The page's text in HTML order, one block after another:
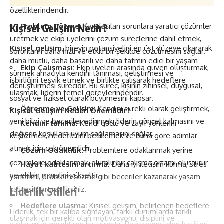
özelliklerindendir.
Problem Çözme:Karşılaşılan sorunlara yaratıcı çözümler
üretmek ve ekip üyelerini çözüm süreçlerine dahil etmek,
sorunların daha hızlı ve etkili bir şekilde çözülmesini sağlar.
Ekip Çalışması: Ekip üyeleri arasında güven oluşturmak,
işbirliğini teşvik etmek ve birlikte çalışarak hedeflere
ulaşmak, liderin temel görevlerindendir.
Öğrenme ve Gelişim:Kendini sürekli olarak geliştirmek,
yeni bilgi ve beceriler edinmek, liderin güncel kalmasını ve
değişen koşullara uyum sağlamasını sağlar.
Çözüm Odaklılık:Problemlere odaklanmak yerine
çözümlere odaklanmak, olumlu bir çalışma ortamı oluşturur
ve ekibin moralini yükseltir.
Liderlik Stilleri
Liderlik, tek bir kalıba sığmayan, farklı durumlarda farklı
Kişisel GelişimNedir?
Kişisel gelişim, bireyin potansiyelini en üst düzeye çıkararak
daha mutlu, daha başarılı ve daha tatmin edici bir yaşam
sürmek amacıyla kendini tanıması, geliştirmesi ve
dönüştürmesi sürecidir. Bu süreç, kişinin zihinsel, duygusal,
sosyal ve fiziksel olarak büyümesini kapsar.
Kişisel Gelişim Neden Önemlidir?
Kendini tanıma:Kendi güçlü ve zayıf yönlerini
keşfetmek, hedeflerini belirlemek ve buna göre adımlar
atmak için çok önemlidir.
Hayat kalitesini artırma:Daha iyi iletişim kurma, stres
yönetimi, problem çözme gibi beceriler kazanarak yaşam
kalitesini artırabilirsiniz.
Hedeflere ulaşma: Kişisel gelişim, belirlenen hedeflere
ulaşmak için gerekli olan motivasyonu, disiplini ve